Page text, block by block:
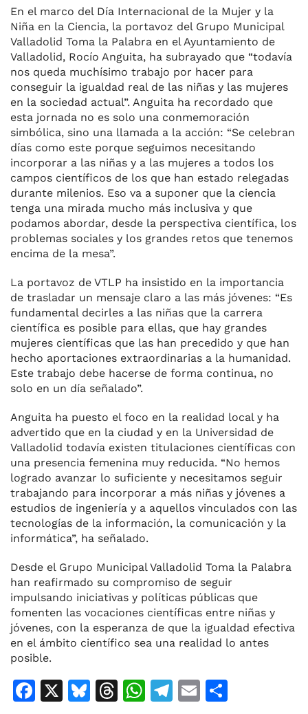
En el marco del Día Internacional de la Mujer y la
Niña en la Ciencia, la portavoz del Grupo Municipal
Valladolid Toma la Palabra en el Ayuntamiento de
Valladolid, Rocío Anguita, ha subrayado que “todavía
nos queda muchísimo trabajo por hacer para
conseguir la igualdad real de las niñas y las mujeres
en la sociedad actual”. Anguita ha recordado que
esta jornada no es solo una conmemoración
simbólica, sino una llamada a la acción: “Se celebran
días como este porque seguimos necesitando
incorporar a las niñas y a las mujeres a todos los
campos científicos de los que han estado relegadas
durante milenios. Eso va a suponer que la ciencia
tenga una mirada mucho más inclusiva y que
podamos abordar, desde la perspectiva científica, los
problemas sociales y los grandes retos que tenemos
encima de la mesa”.
La portavoz de VTLP ha insistido en la importancia
de trasladar un mensaje claro a las más jóvenes: “Es
fundamental decirles a las niñas que la carrera
científica es posible para ellas, que hay grandes
mujeres científicas que las han precedido y que han
hecho aportaciones extraordinarias a la humanidad.
Este trabajo debe hacerse de forma continua, no
solo en un día señalado”.
Anguita ha puesto el foco en la realidad local y ha
advertido que en la ciudad y en la Universidad de
Valladolid todavía existen titulaciones científicas con
una presencia femenina muy reducida. “No hemos
logrado avanzar lo suficiente y necesitamos seguir
trabajando para incorporar a más niñas y jóvenes a
estudios de ingeniería y a aquellos vinculados con las
tecnologías de la información, la comunicación y la
informática”, ha señalado.
Desde el Grupo Municipal Valladolid Toma la Palabra
han reafirmado su compromiso de seguir
impulsando iniciativas y políticas públicas que
fomenten las vocaciones científicas entre niñas y
jóvenes, con la esperanza de que la igualdad efectiva
en el ámbito científico sea una realidad lo antes
posible.
F
X
Bl T
W T
E